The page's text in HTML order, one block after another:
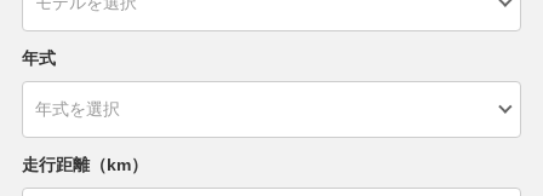
年式
走行距離（km）